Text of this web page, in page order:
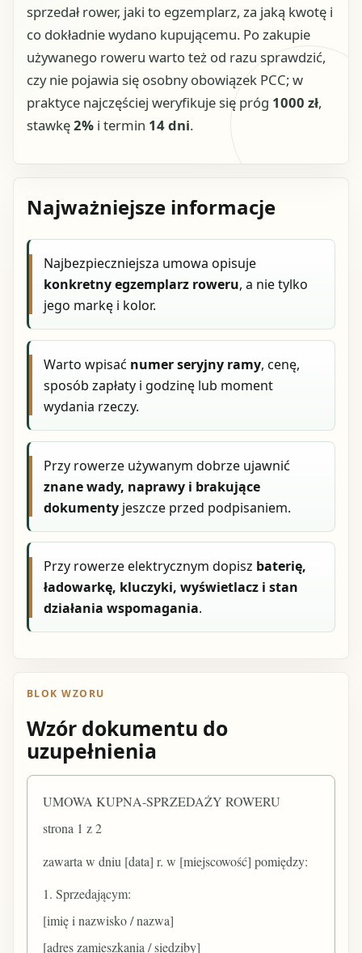
sprzedał rower, jaki to egzemplarz, za jaką kwotę i
co dokładnie wydano kupującemu. Po zakupie
używanego roweru warto też od razu sprawdzić,
czy nie pojawia się osobny obowiązek PCC; w
praktyce najczęściej weryfikuje się próg 1000 zł,
stawkę2% i termin 14 dni.
Najważniejsze informacje
Najbezpieczniejsza umowa opisuje
konkretny egzemplarz roweru, a nie tylko
jego markę i kolor.
Warto wpisać numer seryjny ramy, cenę,
sposób zapłaty i godzinę lub moment
wydania rzeczy.
Przy rowerze używanym dobrze ujawnić
znane wady, naprawy i brakujące
dokumenty jeszcze przed podpisaniem.
Przy rowerze elektrycznym dopisz baterię,
ładowarkę, kluczyki, wyświetlacz i stan
działania wspomagania.
BLOK WZORU
Wzór dokumentu do
uzupełnienia
UMOWA KUPNA-SPRZEDAŻY ROWERU
strona 1 z 2
zawarta w dniu [data] r. w [miejscowość] pomiędzy:
1. Sprzedającym:
[imię i nazwisko / nazwa]
[adres zamieszkania / siedziby]